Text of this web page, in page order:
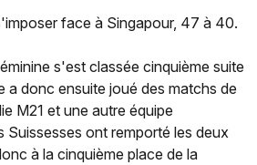
face à Singapour, 47 à 40.
s'est classée cinquième suite
a donc ensuite joué des matchs de
M21 et une autre équipe
Suissesses ont remporté les deux
à la cinquième place de la